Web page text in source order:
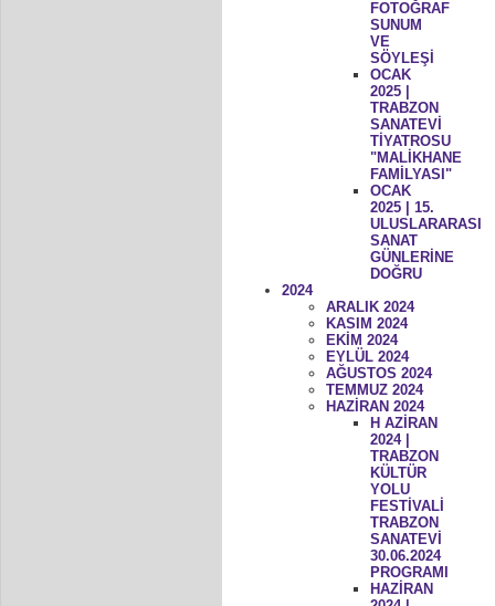
FOTOĞRAF
SUNUM
VE
SÖYLEŞİ
OCAK
2025 |
TRABZON
SANATEVİ
TİYATROSU
"MALİKHANE
FAMİLYASI"
OCAK
2025 | 15.
ULUSLARARASI
SANAT
GÜNLERİNE
DOĞRU
2024
ARALIK 2024
KASIM 2024
EKİM 2024
EYLÜL 2024
AĞUSTOS 2024
TEMMUZ 2024
HAZİRAN 2024
H AZİRAN
2024 |
TRABZON
KÜLTÜR
YOLU
FESTİVALİ
TRABZON
SANATEVİ
30.06.2024
PROGRAMI
HAZİRAN